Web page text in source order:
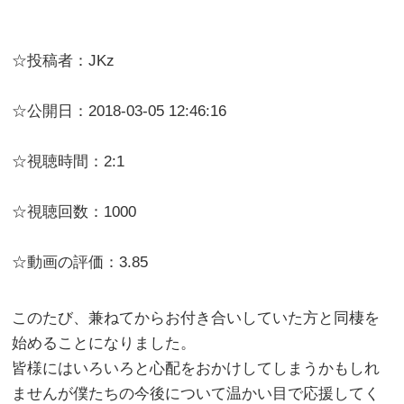
☆投稿者：JKz
☆公開日：2018-03-05 12:46:16
☆視聴時間：2:1
☆視聴回数：1000
☆動画の評価：3.85
このたび、兼ねてからお付き合いしていた方と同棲を
始めることになりました。
皆様にはいろいろと心配をおかけしてしまうかもしれ
ませんが僕たちの今後について温かい目で応援してく